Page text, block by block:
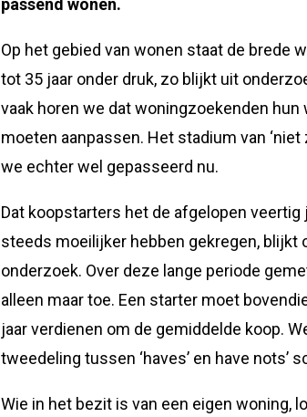
passend wonen.
Op het gebied van wonen staat de brede
tot 35 jaar onder druk, zo blijkt uit
vaak horen we dat woningzoekenden hun
moeten aanpassen. Het stadium van ‘niet
we echter wel gepasseerd nu.
Dat koopstarters het de afgelopen veertig
steeds moeilijker hebben gekregen, blijkt
onderzoek. Over deze lange periode
alleen maar toe. Een starter moet
jaar verdienen om de gemiddelde koop.
tweedeling tussen ‘haves’ en have nots’
Wie in het bezit is van een eigen woning,